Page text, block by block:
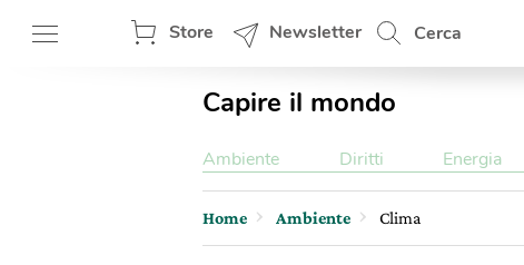
Store Newsletter Cerca
Capire il mondo
Ambiente Diritti Energia
Home Ambiente Clima